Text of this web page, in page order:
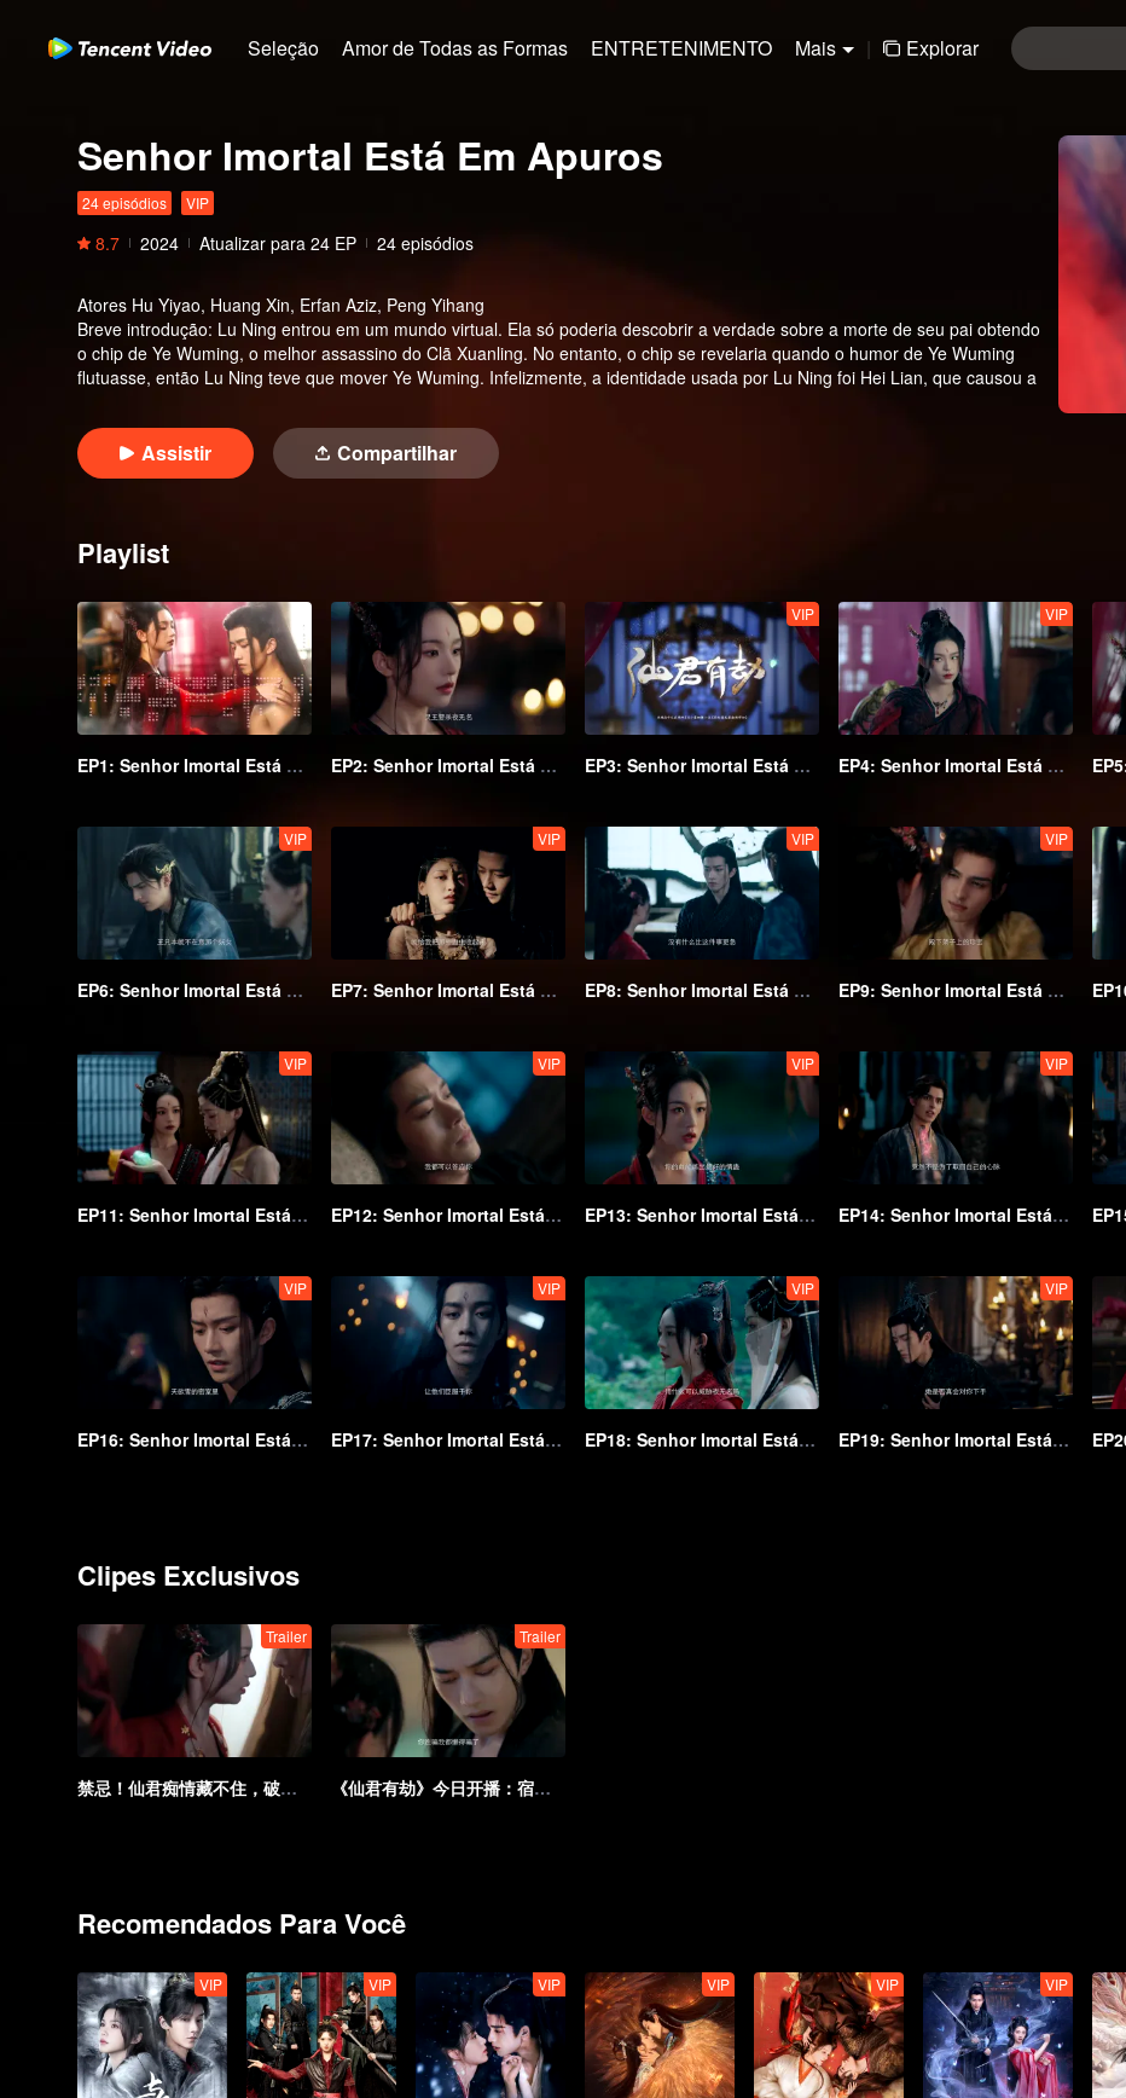
Seleção Amor de Todas as Formas ENTRETENIMENTO Mais | Explorar
Senhor Imortal Está Em Apuros
24 episódios VIP
8.7 2024 Atualizar para 24 EP 24 episódios
Atores Hu Yiyao, Huang Xin, Erfan Aziz, Peng Yihang
Breve introdução: Lu Ning entrou em um mundo virtual. Ela só poderia descobrir a verdade sobre a morte de seu pai obtendo
o chip de Ye Wuming, o melhor assassino do Clã Xuanling. No entanto, o chip se revelaria quando o humor de Ye Wuming
flutuasse, então Lu Ning teve que mover Ye Wuming. Infelizmente, a identidade usada por Lu Ning foi Hei Lian, que causou a
Assistir Compartilhar
Playlist
EP1: Senhor Imortal Está Em Apuros EP2: Senhor Imortal Está Em Apuros
VIP
EP3: Senhor Imortal Está Em Apuros
VIP
EP4: Senhor Imortal Está Em Apuros
VIP
EP6: Senhor Imortal Está Em Apuros
VIP
EP7: Senhor Imortal Está Em Apuros
VIP
EP8: Senhor Imortal Está Em Apuros
VIP
EP9: Senhor Imortal Está Em Apuros
VIP
EP11: Senhor Imortal Está Em Apuros
VIP
EP12: Senhor Imortal Está Em Apuros
VIP
EP13: Senhor Imortal Está Em Apuros
VIP
EP14: Senhor Imortal Está Em Apuros
VIP
EP16: Senhor Imortal Está Em Apuros
VIP
EP17: Senhor Imortal Está Em Apuros
VIP
EP18: Senhor Imortal Está Em Apuros
VIP
EP19: Senhor Imortal Está Em Apuros
Clipes Exclusivos
Trailer
禁忌！仙君痴情藏不住，破戒强吻师尊
Trailer
《仙君有劫》今日开播：宿命虐恋！师徒情陷仙魔禁忌恋
Recomendados Para Você
VIP VIP VIP VIP VIP VIP